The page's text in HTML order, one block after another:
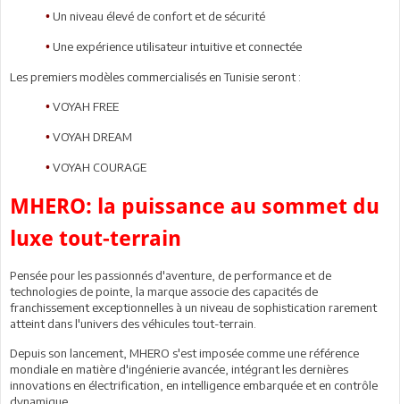
• Un niveau élevé de confort et de sécurité
• Une expérience utilisateur intuitive et connectée
Les premiers modèles commercialisés en Tunisie seront :
• VOYAH FREE
• VOYAH DREAM
• VOYAH COURAGE
MHERO: la puissance au sommet du
luxe tout-terrain
Pensée pour les passionnés d'aventure, de performance et de
technologies de pointe, la marque associe des capacités de
franchissement exceptionnelles à un niveau de sophistication rarement
atteint dans l'univers des véhicules tout-terrain.
Depuis son lancement, MHERO s'est imposée comme une référence
mondiale en matière d'ingénierie avancée, intégrant les dernières
innovations en électrification, en intelligence embarquée et en contrôle